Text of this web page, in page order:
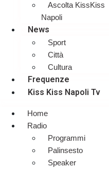
Ascolta KissKiss
Napoli
News
Sport
Città
Cultura
Frequenze
Kiss Kiss Napoli Tv
Home
Radio
Programmi
Palinsesto
Speaker